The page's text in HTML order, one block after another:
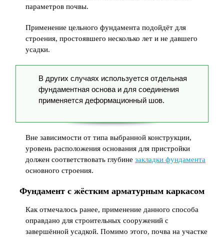
параметров почвы.
Применение цельного фундамента подойдёт для
строения, простоявшего несколько лет и не давшего
усадки.
В других случаях используется отдельная
фундаментная основа и для соединения
применяется деформационный шов.
Вне зависимости от типа выбранной конструкции,
уровень расположения основания для пристройки
должен соответствовать глубинезакладки фундамента
основного строения.
Фундамент с жёстким арматурным каркасом
Как отмечалось ранее, применение данного способа
оправдано для строительных сооружений с
завершённой усадкой. Помимо этого, почва на участке